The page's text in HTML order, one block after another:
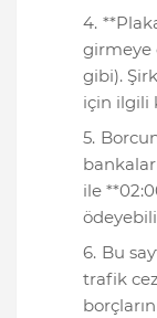
girmeye
gibi).
için ilgili
ile
Bu
trafik